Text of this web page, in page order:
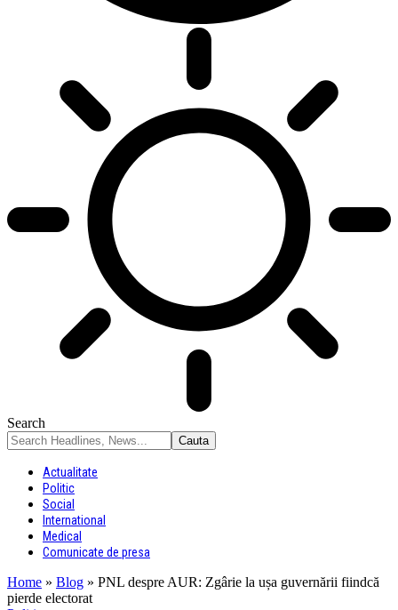
Search
Actualitate
Politic
Social
International
Medical
Comunicate de presa
Home » Blog » PNL despre AUR: Zgârie la ușa guvernării fiindcă
pierde electorat